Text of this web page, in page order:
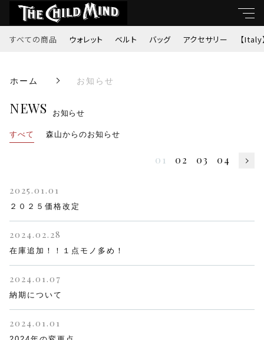
すべての商品 ウォレット ベルト バッグ アクセサリー 【Italy
ホーム お知らせ
NEWS お知らせ
すべて 森山からのお知らせ
01 02 03 04
2025.01.01
２０２５価格改定
2024.02.28
在庫追加！！１点モノ多め！
2024.01.07
納期について
2024.01.01
メンテナンス
価格帯
並び順
その他
在庫あり